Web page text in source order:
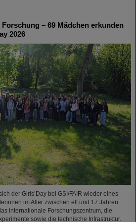
– 69 Mädchen erkunden
2026
der Girls’Day bei GSI/FAIR wieder eines
im Alter zwischen elf und 17 Jahren
internationale Forschungszentrum, die
sowie die technische Infrastruktur.